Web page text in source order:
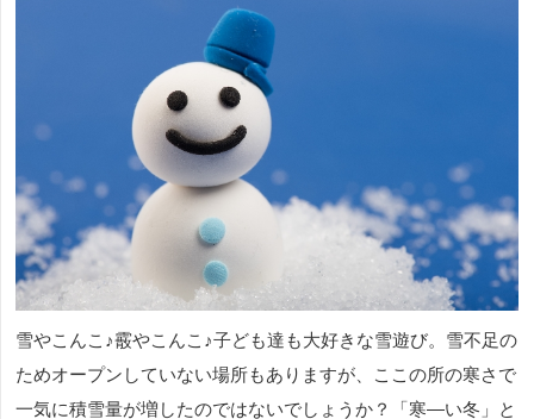
雪やこんこ♪霰やこんこ♪子ども達も大好きな雪遊び。雪不足の
ためオープンしていない場所もありますが、ここの所の寒さで
一気に積雪量が増したのではないでしょうか？「寒―い冬」と